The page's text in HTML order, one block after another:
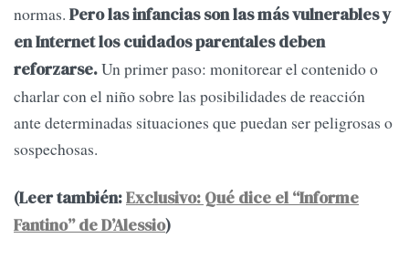
normas. Pero las infancias son las más vulnerables y
en Internet los cuidados parentales deben
reforzarse.Un primer paso: monitorear el contenido o
charlar con el niño sobre las posibilidades de reacción
ante determinadas situaciones que puedan ser peligrosas o
sospechosas.
(Leer también:Exclusivo: Qué dice el “Informe
Fantino” de D’Alessio)